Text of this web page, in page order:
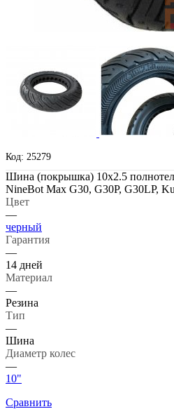
Код: 25279
Шина (покрышка) 10x2.5
NineBot Max G30, G30P, G30LP,
Цвет
—
черный
Гарантия
—
14 дней
Материал
—
Резина
Тип
—
Шина
Диаметр колес
—
10"
Сравнить